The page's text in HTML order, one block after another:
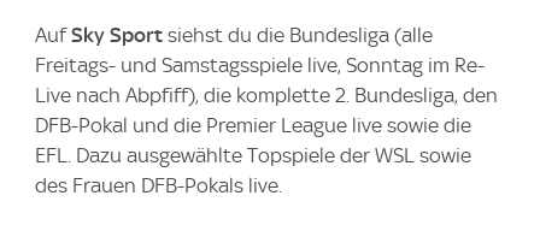
AufSky Sport siehst du die Bundesliga (alle
Freitags- und Samstagsspiele live, Sonntag im Re-
Live nach Abpfiff), die komplette 2. Bundesliga, den
DFB-Pokal und die Premier League live sowie die
EFL. Dazu ausgewählte Topspiele der WSL sowie
des Frauen DFB-Pokals live.